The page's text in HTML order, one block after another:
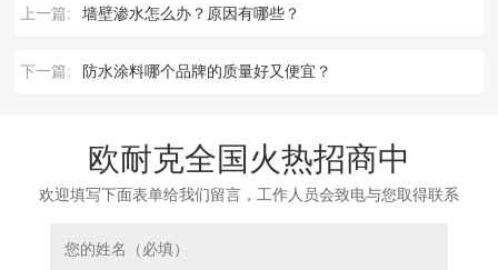
上一篇: 墙壁渗水怎么办？原因有哪些？
下一篇: 防水涂料哪个品牌的质量好又便宜？
欧耐克全国火热招商中
欢迎填写下面表单给我们留言，工作人员会致电与您取得联系